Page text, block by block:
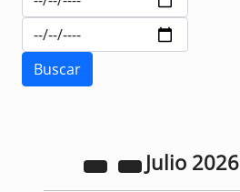
Julio 2026